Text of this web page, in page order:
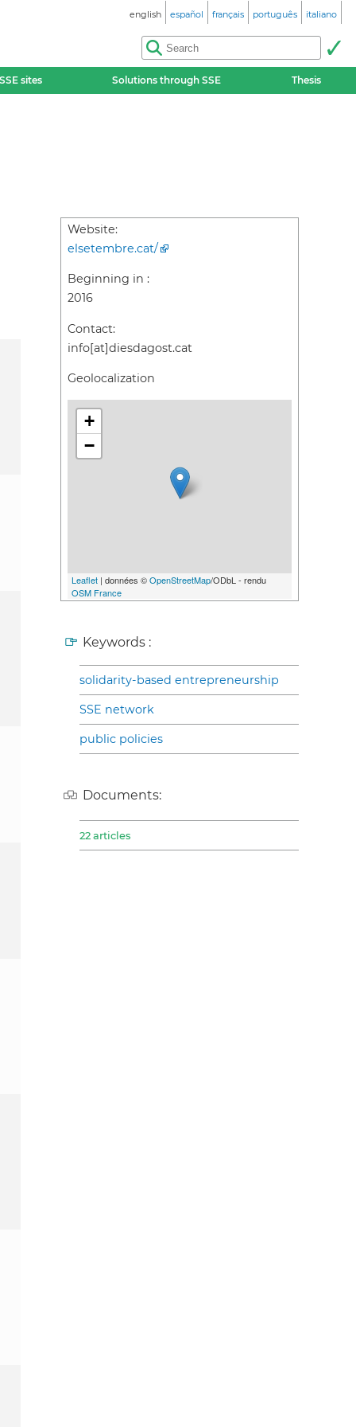
english español français português italiano
SSE sites Solutions through SSE Thesis
Website:
elsetembre.cat/
Beginning in :
2016
Contact:
info[at]diesdagost.cat
Geolocalization
+
−
Leaflet | données ©OpenStreetMap/ODbL - rendu
OSM France
Keywords :
solidarity-based entrepreneurship
SSE network
public policies
Documents:
22 articles